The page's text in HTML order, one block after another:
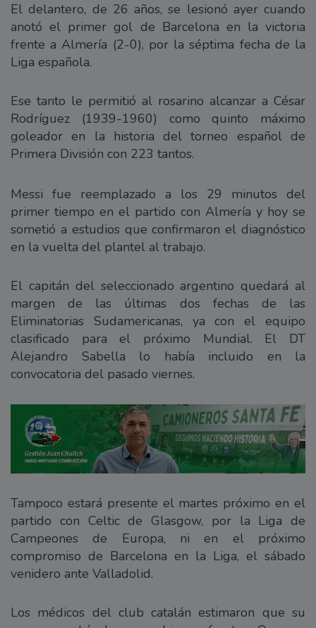
El delantero, de 26 años, se lesionó ayer cuando
anotó el primer gol de Barcelona en la victoria
frente a Almería (2-0), por la séptima fecha de la
Liga española.
Ese tanto le permitió al rosarino alcanzar a César
Rodríguez (1939-1960) como quinto máximo
goleador en la historia del torneo español de
Primera División con 223 tantos.
Messi fue reemplazado a los 29 minutos del
primer tiempo en el partido con Almería y hoy se
sometió a estudios que confirmaron el diagnóstico
en la vuelta del plantel al trabajo.
El capitán del seleccionado argentino quedará al
margen de las últimas dos fechas de las
Eliminatorias Sudamericanas, ya con el equipo
clasificado para el próximo Mundial. El DT
Alejandro Sabella lo había incluido en la
convocatoria del pasado viernes.
Tampoco estará presente el martes próximo en el
partido con Celtic de Glasgow, por la Liga de
Campeones de Europa, ni en el próximo
compromiso de Barcelona en la Liga, el sábado
venidero ante Valladolid.
Los médicos del club catalán estimaron que su